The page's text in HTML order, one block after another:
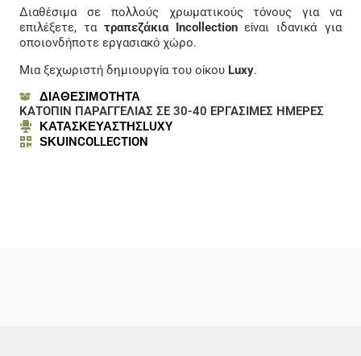
Διαθέσιμα σε πολλούς χρωματικούς τόνους για να
επιλέξετε, τα τραπεζάκια Incollectionείναι ιδανικά για
οποιονδήποτε εργασιακό χώρο.
Μια ξεχωριστή δημιουργία του οίκου Luxy.
ΔΙΑΘΕΣΙΜΟΤΗΤΑ
ΚΑΤΟΠΙΝ ΠΑΡΑΓΓΕΛΙΑΣ ΣΕ 30-40 ΕΡΓΑΣΙΜΕΣ ΗΜΕΡΕΣ
ΚΑΤΑΣΚΕΥΑΣΤΗΣLUXY
SKUINCOLLECTION